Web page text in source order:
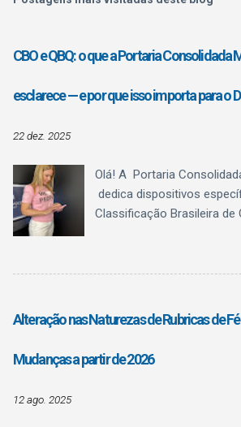
CBO e QBQ: o que a Portaria Consolidada
esclarece — e por que isso importa para o
22 dez. 2025
Olá! A Portaria
dedica dispositivos
Classificação Brasileira de
trazendo algo
Departamento Pessoal:
o que ela não é , e como o
funcionar como referência
qualificação , sem
administrativo com
Alteração nas Naturezas de Rubricas de
Mudanças a partir de 2026
12 ago. 2025